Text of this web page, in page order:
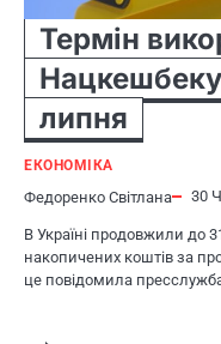
Термін
липня
ЕКОНОМІКА
Федоренко Світлана 30
В Україні продовжили до
накопичених коштів за
це повідомила